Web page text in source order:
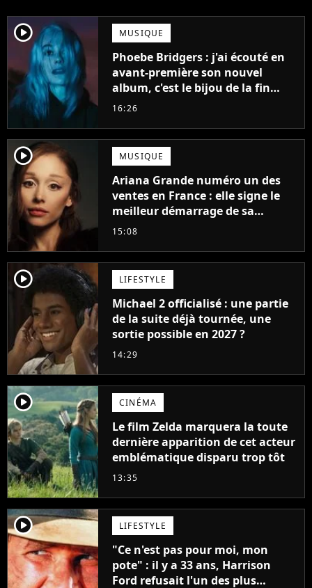
player2 MUSIQUE
Phoebe Bridgers : j'ai écouté en
avant-première son nouvel
album, c'est le bijou de la fin
d'été
16:26
player2 MUSIQUE
Ariana Grande numéro un des
ventes en France : elle signe le
meilleur démarrage de sa
carrière avec son album Petal
15:08
player2 LIFESTYLE
Michael 2 officialisé : une partie
de la suite déjà tournée, une
sortie possible en 2027 ?
14:29
player2 CINÉMA
Le film Zelda marquera la toute
dernière apparition de cet acteur
emblématique disparu trop tôt
13:35
player2 LIFESTYLE
"Ce n'est pas pour moi, mon
pote" : il y a 33 ans, Harrison
Ford refusait l'un des plus